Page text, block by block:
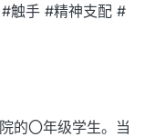
触手 #精神支配 #
的〇年级学生。当